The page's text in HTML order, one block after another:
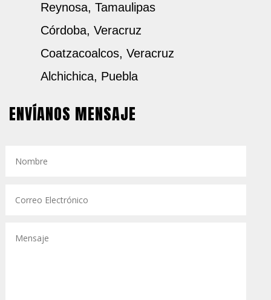
Reynosa, Tamaulipas
Córdoba, Veracruz
Coatzacoalcos, Veracruz
Alchichica, Puebla
ENVÍANOS MENSAJE